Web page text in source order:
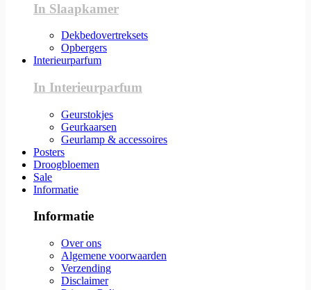
In Slaapkamer
Dekbedovertreksets
Opbergers
Interieurparfum
In Interieurparfum
Geurstokjes
Geurkaarsen
Geurlamp & accessoires
Posters
Droogbloemen
Sale
Informatie
Informatie
Over ons
Algemene voorwaarden
Verzending
Disclaimer